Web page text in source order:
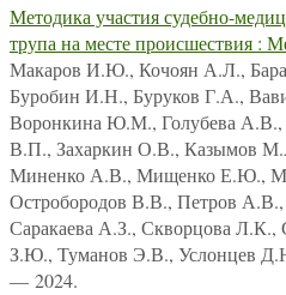
Методика участия судебно-
трупа на месте происшествия :
Макаров И.Ю., Кочоян А.Л.,
Буробин И.Н., Буруков Г.А.,
Воронкина Ю.М., Голубева А.В.,
В.П., Захаркин О.В., Казымов
Миненко А.В., Мищенко Е.Ю.,
Остробородов В.В., Петров
Саракаева А.З., Скворцова
З.Ю., Туманов Э.В., Услонцев
— 2024.